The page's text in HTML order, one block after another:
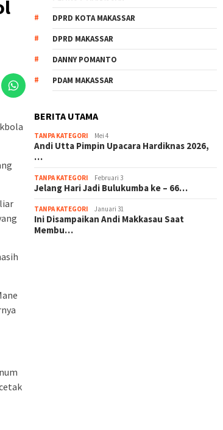
DPRD KOTA MAKASSAR
DPRD MAKASSAR
DANNY POMANTO
PDAM MAKASSAR
BERITA UTAMA
TANPA KATEGORI Mei 4
Andi Utta Pimpin Upacara Hardiknas 2026,
…
TANPA KATEGORI Februari 3
Jelang Hari Jadi Bulukumba ke – 66…
TANPA KATEGORI Januari 31
Ini Disampaikan Andi Makkasau Saat
Membu…